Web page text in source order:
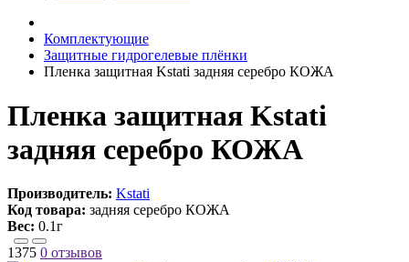
Комплектующие
Защитные гидрогелевые плёнки
Пленка защитная Kstati задняя серебро КОЖА
Пленка защитная Kstati
задняя серебро КОЖА
Производитель: Kstati
Код товара: задняя серебро КОЖА
Вес: 0.1г
1375 0 отзывов